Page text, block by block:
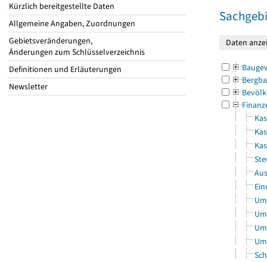
Kürzlich bereitgestellte Daten
Allgemeine Angaben, Zuordnungen
Gebietsveränderungen,
Änderungen zum Schlüsselverzeichnis
Definitionen und Erläuterungen
Newsletter